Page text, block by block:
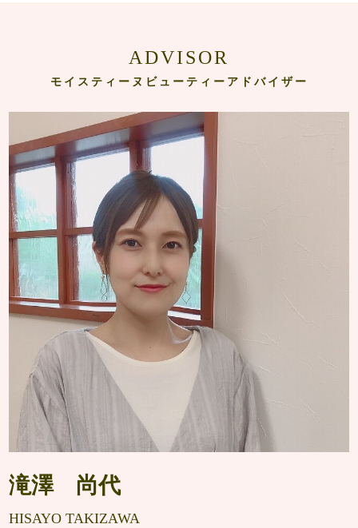
ADVISOR
モイスティーヌビューティーアドバイザー
滝澤 尚代
HISAYO TAKIZAWA